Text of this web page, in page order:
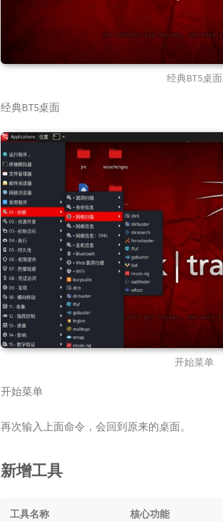
经典BT5桌面
经典BT5桌面
开始菜单
开始菜单
再次输入上面命令，会回到原来的桌面。
新增工具
工具名称 核心功能